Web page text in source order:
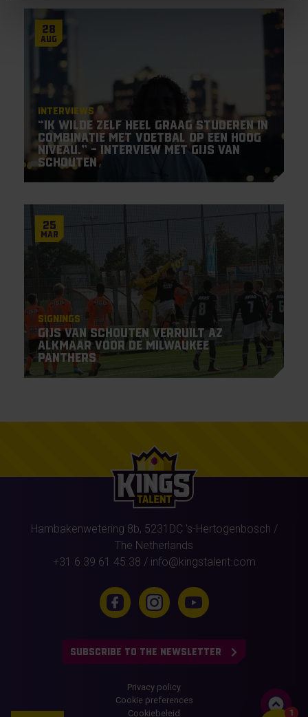
28
Aug
Interviews
“Ik wilde zelf heel graag studeren in
combinatie met voetbal op een hoog
niveau.” – Interview met Gijs van
Schouten
25
Mar
Signings
Gijs van Schouten verruilt AZ
Alkmaar voor de Milwaukee
Panthers
Hambakenwetering 8b, 5231DC 's-Hertogenbosch /
The Netherlands
+31 6 39 61 45 38 / info@kingstalent.com
SUBSCRIBE TO THE NEWSLETTER
Privacy policy
Cookie preferences
Cookiebeleid
1